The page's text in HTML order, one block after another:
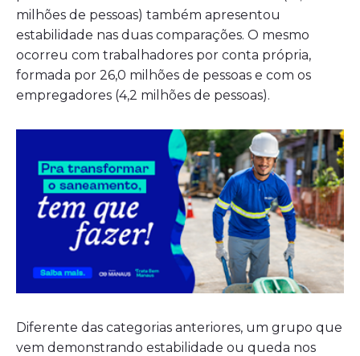
milhões de pessoas) também apresentou
estabilidade nas duas comparações. O mesmo
ocorreu com trabalhadores por conta própria,
formada por 26,0 milhões de pessoas e com os
empregadores (4,2 milhões de pessoas).
Diferente das categorias anteriores, um grupo que
vem demonstrando estabilidade ou queda nos